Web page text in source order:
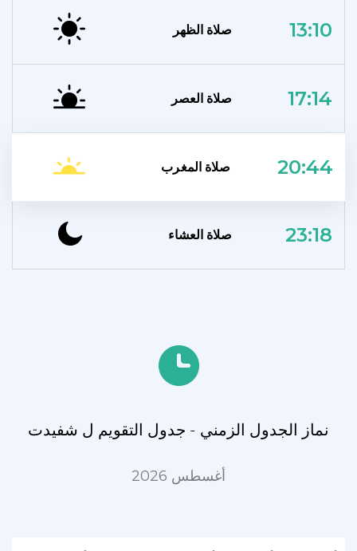
صلاة الظهر 13:10
صلاة العصر 17:14
صلاة المغرب 20:44
صلاة العشاء 23:18
نماز الجدول الزمني - جدول التقويم ل شفيدت
أغسطس 2026